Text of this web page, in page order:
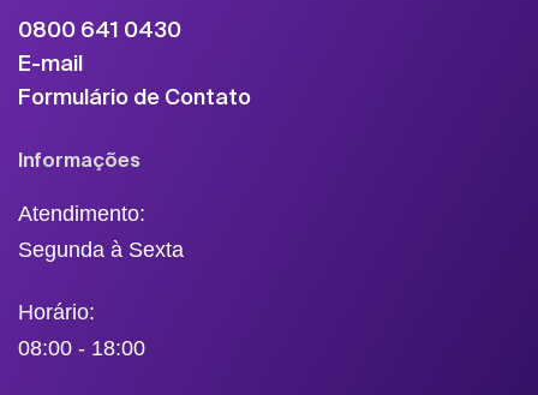
0800 641 0430
E-mail
Formulário de Contato
Informações
Atendimento:
Segunda à Sexta
Horário:
08:00 - 18:00